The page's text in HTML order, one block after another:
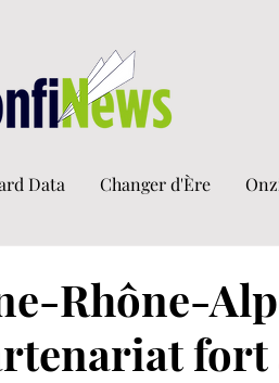
Data Changer d'Ère
Rhône-
fort